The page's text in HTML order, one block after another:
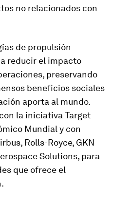
no relacionados con
de propulsión
reducir el impacto
preservando
beneficios sociales
aporta al mundo.
la iniciativa Target
Mundial y con
Rolls-Royce, GKN
Solutions, para
que ofrece el